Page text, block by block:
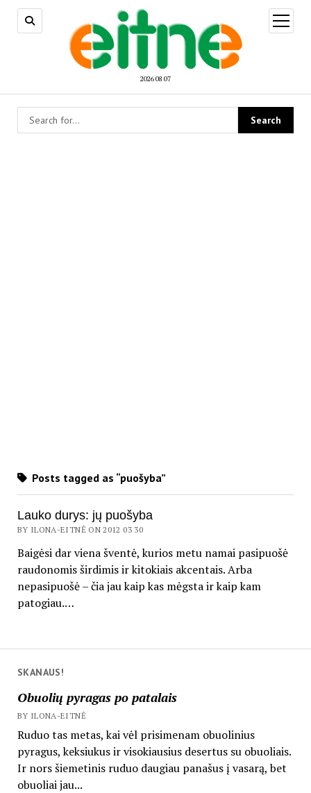
2026 08 07
open
menu
SKANAUS!
Obuolių pyragas po patalais
BY ILONA-EITNĖ
Ruduo tas metas, kai vėl prisimenam obuolinius
pyragus, keksiukus ir visokiausius desertus su obuoliais.
Ir nors šiemetinis ruduo daugiau panašus į vasarą, bet
obuoliai jau...
Posts tagged as “puošyba”
Lauko durys: jų puošyba
BY ILONA-EITNĖ ON 2012 03 30
Baigėsi dar viena šventė, kurios metu namai pasipuošė
raudonomis širdimis ir kitokiais akcentais. Arba
nepasipuošė – čia jau kaip kas mėgsta ir kaip kam
patogiau.…